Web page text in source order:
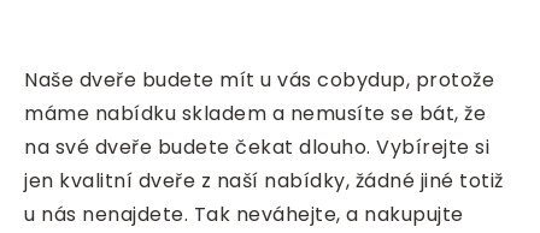
Naše dveře budete mít u vás cobydup, protože
máme nabídku skladem a nemusíte se bát, že
na své dveře budete čekat dlouho. Vybírejte si
jen kvalitní dveře z naší nabídky, žádné jiné totiž
u nás nenajdete. Tak neváhejte, a nakupujte